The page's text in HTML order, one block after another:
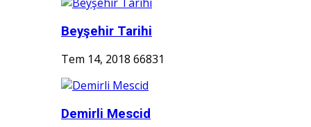
Beyşehir Tarihi
Tem 14, 2018 66831
Demirli Mescid